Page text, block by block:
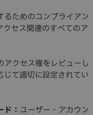
るためのコンプライアン
セス関連のすべてのア
アクセス権をレビューし
じて適切に設定されてい
： ユーザー・アカウン